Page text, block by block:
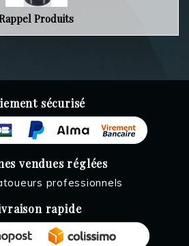
Produits
sécurisé
vendues réglées
professionnels
rapide